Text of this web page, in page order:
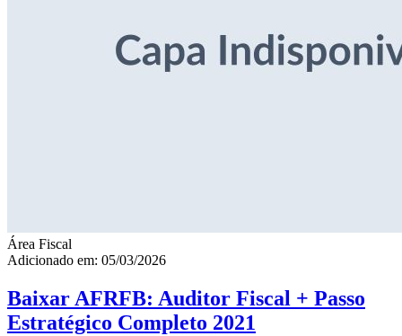
Área Fiscal
Adicionado em: 05/03/2026
Baixar AFRFB: Auditor Fiscal + Passo
Estratégico Completo 2021